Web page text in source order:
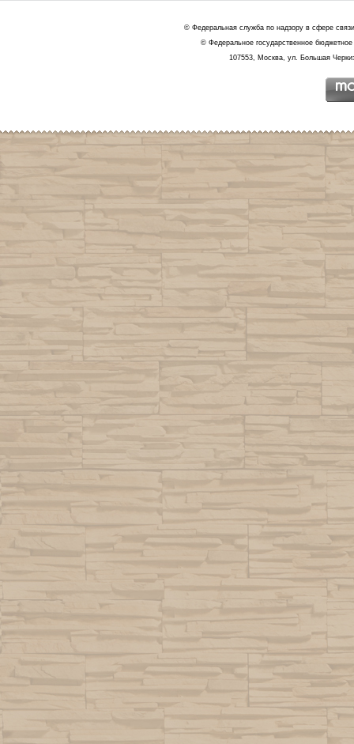
© Федеральная служба по надзору в сфере
© Федеральное государственное
107553, Москва, ул. Большая